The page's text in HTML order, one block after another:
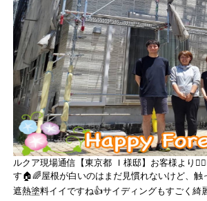
ルクア現場通信【東京都 Ｉ様邸】お客様より
す🏠🌈屋根が白いのはまだ見慣れないけど、触
遮熱塗料イイですね👍サイディングもすごく綺